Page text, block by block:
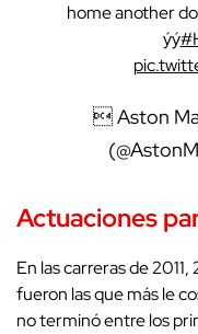
home another
ýý
 Aston
Actuaciones
En las carreras de
fueron las que más le
no terminó entre los